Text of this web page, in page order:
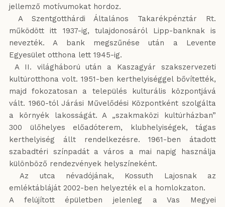
jellemző motívumokat hordoz.
A Szentgotthárdi Általános Takarékpénztár Rt.
működött itt 1937-ig, tulajdonosáról Lipp-banknak is
nevezték. A bank megszűnése után a Levente
Egyesület otthona lett 1945-ig.
A II. világháború után a Kaszagyár szakszervezeti
kultúrotthona volt. 1951-ben kerthelyiséggel bővítették,
majd fokozatosan a település kulturális központjává
vált. 1960-tól Járási Művelődési Központként szolgálta
a környék lakosságát. A „szakmaközi kultúrházban”
300 ülőhelyes előadóterem, klubhelyiségek, tágas
kerthelyiség állt rendelkezésre. 1961-ben átadott
szabadtéri színpadát a város a mai napig használja
különböző rendezvények helyszíneként.
Az utca névadójának, Kossuth Lajosnak az
emléktábláját 2002-ben helyezték el a homlokzaton.
A felújított épületben jelenleg a Vas Megyei